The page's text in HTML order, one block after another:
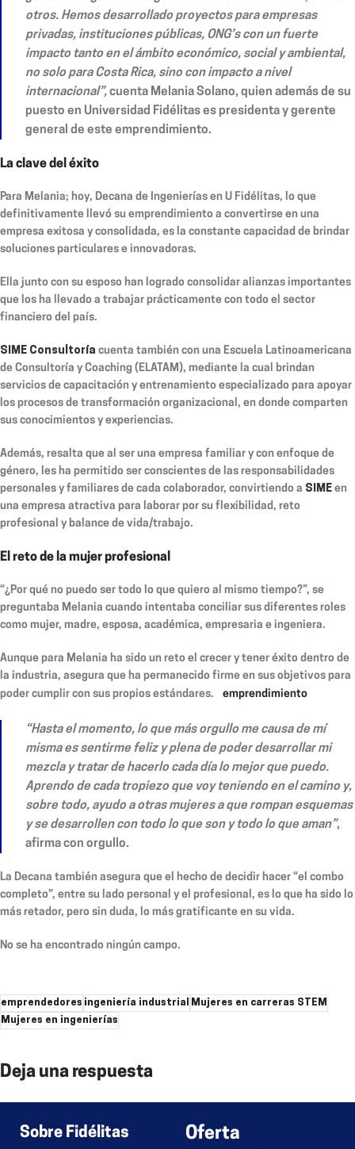
otros. Hemos desarrollado proyectos para empresas
privadas, instituciones públicas, ONG’s con un fuerte
impacto tanto en el ámbito económico, social y ambiental,
no solo para Costa Rica, sino con impacto a nivel
internacional”,cuenta Melania Solano, quien además de su
puesto en Universidad Fidélitas es presidenta y gerente
general de este emprendimiento.
La clave del éxito
Para Melania; hoy, Decana de Ingenierías en U Fidélitas, lo que
definitivamente llevó su emprendimiento a convertirse en una
empresa exitosa y consolidada, es la constante capacidad de brindar
soluciones particulares e innovadoras.
Ella junto con su esposo han logrado consolidar alianzas importantes
que los ha llevado a trabajar prácticamente con todo el sector
financiero del país.
SIME Consultoría cuenta también con una Escuela Latinoamericana
de Consultoría y Coaching (ELATAM), mediante la cual brindan
servicios de capacitación y entrenamiento especializado para apoyar
los procesos de transformación organizacional, en donde comparten
sus conocimientos y experiencias.
Además, resalta que al ser una empresa familiar y con enfoque de
género, les ha permitido ser conscientes de las responsabilidades
personales y familiares de cada colaborador, convirtiendo a SIME en
una empresa atractiva para laborar por su flexibilidad, reto
profesional y balance de vida/trabajo.
El reto de la mujer profesional
“¿Por qué no puedo ser todo lo que quiero al mismo tiempo?”, se
preguntaba Melania cuando intentaba conciliar sus diferentes roles
como mujer, madre, esposa, académica, empresaria e ingeniera.
Aunque para Melania ha sido un reto el crecer y tener éxito dentro de
la industria, asegura que ha permanecido firme en sus objetivos para
poder cumplir con sus propios estándares.
emprendimiento
“Hasta el momento, lo que más orgullo me causa de mí
misma es sentirme feliz y plena de poder desarrollar mi
mezcla y tratar de hacerlo cada día lo mejor que puedo.
Aprendo de cada tropiezo que voy teniendo en el camino y,
sobre todo, ayudo a otras mujeres a que rompan esquemas
y se desarrollen con todo lo que son y todo lo que aman”,
afirma con orgullo.
La Decana también asegura que el hecho de decidir hacer “el combo
completo”, entre su lado personal y el profesional, es lo que ha sido lo
más retador, pero sin duda, lo más gratificante en su vida.
No se ha encontrado ningún campo.
emprendedores ingeniería industrial Mujeres en carreras STEM
Mujeres en ingenierías
Deja una respuesta
Sobre Fidélitas
Oferta